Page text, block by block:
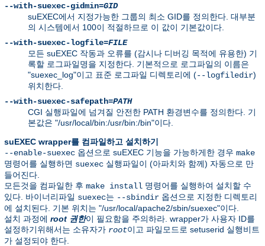
--with-suexec-gidmin=GID
suEXEC에서 지정가능한 그룹의 최소 GID를 정의한다. 대부분
의 시스템에서 100이 적절하므로 이 값이 기본값이다.
--with-suexec-logfile=FILE
모든 suEXEC 작동과 오류를 (감시나 디버깅 목적에 유용한) 기
록할 로그파일명을 지정한다. 기본적으로 로그파일의 이름은
"suexec_log"이고 표준 로그파일 디렉토리에 (--logfiledir)
위치한다.
--with-suexec-safepath=PATH
CGI 실행파일에 넘겨질 안전한 PATH 환경변수를 정의한다. 기
본값은 "/usr/local/bin:/usr/bin:/bin"이다.
suEXEC wrapper를 컴파일하고 설치하기
--enable-suexec 옵션으로 suEXEC 기능을 가능하게한 경우 make
명령어를 실행하면 suexec 실행파일이 (아파치와 함께) 자동으로 만
들어진다.
모든것을 컴파일한 후 make install 명령어를 실행하여 설치할 수
있다. 바이너리파일 suexec는 --sbindir 옵션으로 지정한 디렉토리
에 설치된다. 기본 위치는 "/usr/local/apache2/sbin/suexec"이다.
설치 과정에 root 권한이 필요함을 주의하라. wrapper가 사용자 ID를
설정하기위해서는 소유자가 root이고 파일모드로 setuserid 실행비트
가 설정되야 한다.